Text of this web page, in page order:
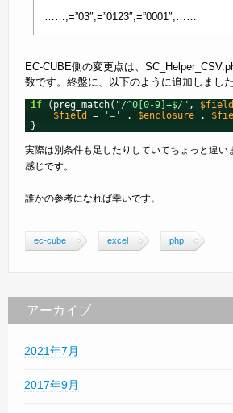
……,=”03″,=”0123″,=”0001″,……
EC-CUBE側の変更点は、
数です。終盤に、以下のように追加しました
if (preg_match( "/^0[0-9]+$/" , $field
$field
= '=' . $enclosure .
}
実際は別条件も足したりしていてちょっと違い
感じです。
誰かの参考になれば幸いです。
ec-cube excel php
アーカイブ
2021年7月
2017年9月